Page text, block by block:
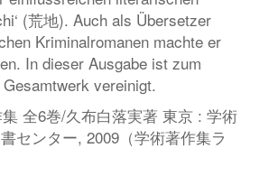
(荒地). Auch als Übersetzer
Kriminalromanen machte er
In dieser Ausgabe ist zum
vereinigt.
全6巻/久布白落実著 東京 : 学術
センター, 2009（学術著作集ラ